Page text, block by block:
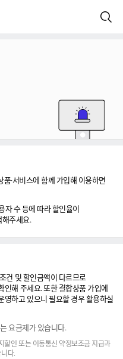
·서비스에 함께 가입해 이용하면
자 수 등에 따라 할인율이
해주세요.
건 및 할인금액이 다르므로
해 주세요. 또한 결합상품 가입에
영하고 있으니 필요할 경우 활용하실
요금제가 있습니다.
할인 또는 이동통신 약정보조금 지급과
다.